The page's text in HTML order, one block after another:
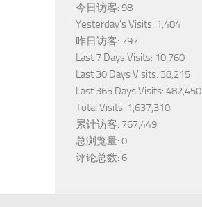
今日访客: 98
Yesterday's Visits: 1,484
昨日访客: 797
Last 7 Days Visits: 10,760
Last 30 Days Visits: 38,215
Last 365 Days Visits: 482,450
Total Visits: 1,637,310
累计访客: 767,449
总浏览量: 0
评论总数: 6